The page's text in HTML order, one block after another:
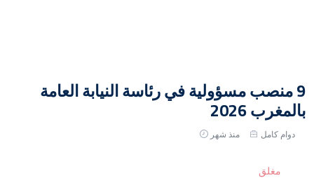
9 منصب مسؤولية في رئاسة النيابة العامة
بالمغرب 2026
دوام كامل منذ شهر
مغلق